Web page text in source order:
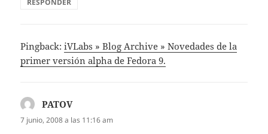
Pingback:iVLabs » Blog Archive » Novedades de la
primer versión alpha de Fedora 9.
PATOVdice:
7 junio, 2008 a las 11:16 am